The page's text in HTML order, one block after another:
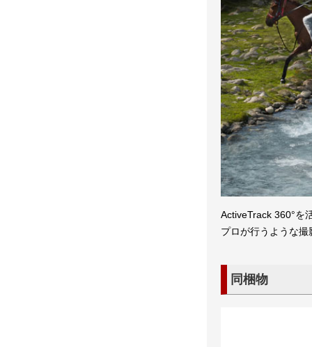
ActiveTrack 360°を
プロが行うような
同梱物